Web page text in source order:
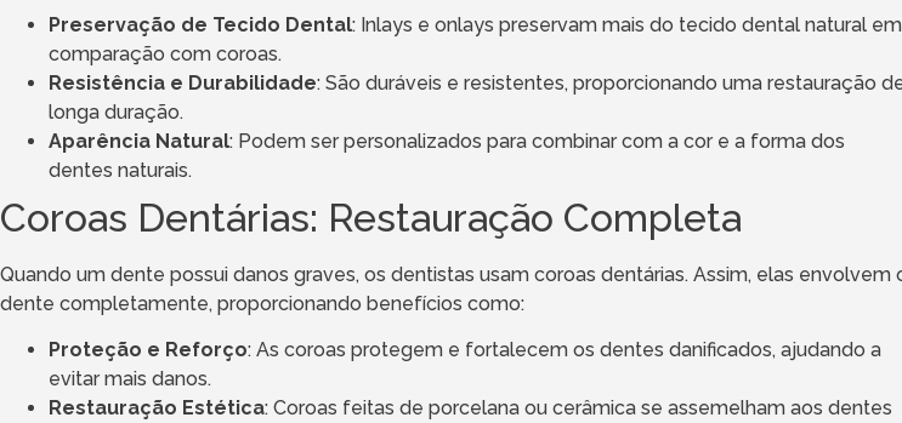
Preservação de Tecido Dental: Inlays e onlays preservam mais do tecido dental natural em
comparação com coroas.
Resistência e Durabilidade: São duráveis e resistentes, proporcionando uma restauração
longa duração.
Aparência Natural: Podem ser personalizados para combinar com a cor e a forma dos
dentes naturais.
Coroas Dentárias: Restauração Completa
Quando um dente possui danos graves, os dentistas usam coroas dentárias. Assim, elas envolvem
dente completamente, proporcionando benefícios como:
Proteção e Reforço: As coroas protegem e fortalecem os dentes danificados, ajudando a
evitar mais danos.
Restauração Estética: Coroas feitas de porcelana ou cerâmica se assemelham aos dentes